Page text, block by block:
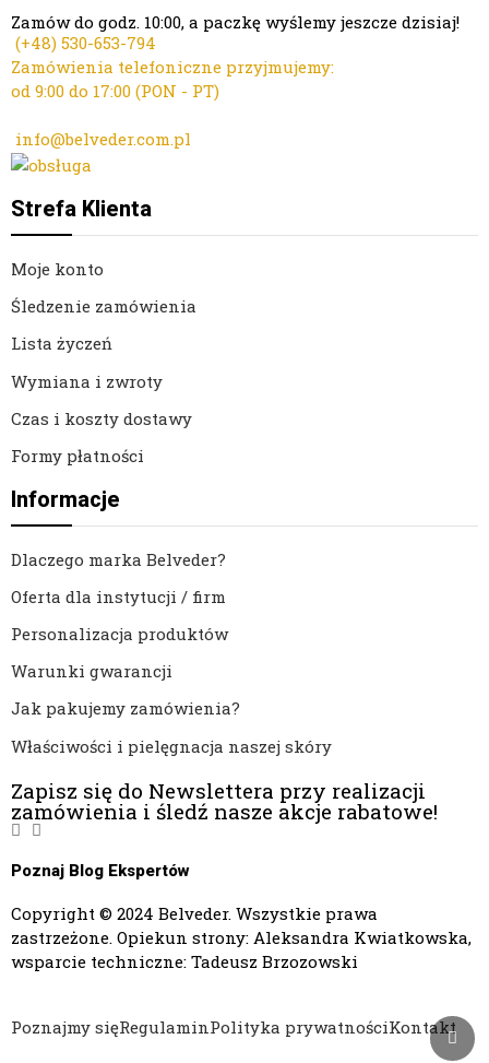
Zamów do godz. 10:00, a paczkę wyślemy jeszcze dzisiaj!
(+48) 530-653-794
Zamówienia telefoniczne przyjmujemy:
od 9:00 do 17:00 (PON - PT)
info@belveder.com.pl
Strefa Klienta
Moje konto
Śledzenie zamówienia
Lista życzeń
Wymiana i zwroty
Czas i koszty dostawy
Formy płatności
Informacje
Dlaczego marka Belveder?
Oferta dla instytucji / firm
Personalizacja produktów
Warunki gwarancji
Jak pakujemy zamówienia?
Właściwości i pielęgnacja naszej skóry
Zapisz się do Newslettera przy realizacji
zamówienia i śledź nasze akcje rabatowe!
Poznaj Blog Ekspertów
Copyright © 2024 Belveder. Wszystkie prawa
zastrzeżone. Opiekun strony: Aleksandra Kwiatkowska,
wsparcie techniczne: Tadeusz Brzozowski
Poznajmy sięRegulaminPolityka prywatnościKontakt